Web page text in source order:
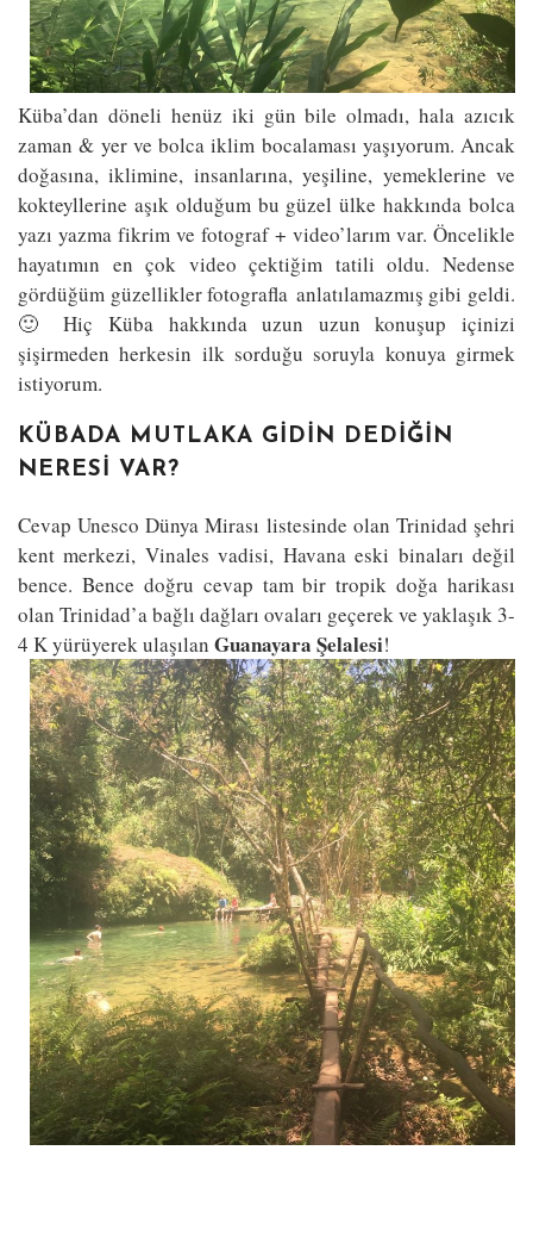
Küba’dan döneli henüz iki gün bile olmadı, hala azıcık
zaman & yer ve bolca iklim bocalaması yaşıyorum. Ancak
doğasına, iklimine, insanlarına, yeşiline, yemeklerine ve
kokteyllerine aşık olduğum bu güzel ülke hakkında bolca
yazı yazma fikrim ve fotograf + video’larım var. Öncelikle
hayatımın en çok video çektiğim tatili oldu. Nedense
gördüğüm güzellikler fotografla anlatılamazmış gibi geldi.
🙂 Hiç Küba hakkında uzun uzun konuşup içinizi
şişirmeden herkesin ilk sorduğu soruyla konuya girmek
istiyorum.
KÜBADA MUTLAKA GIDIN DEDIĞIN
NERESI VAR?
Cevap Unesco Dünya Mirası listesinde olan Trinidad şehri
kent merkezi, Vinales vadisi, Havana eski binaları değil
bence. Bence doğru cevap tam bir tropik doğa harikası
olan Trinidad’a bağlı dağları ovaları geçerek ve yaklaşık 3-
4 K yürüyerek ulaşılan Guanayara Şelalesi!